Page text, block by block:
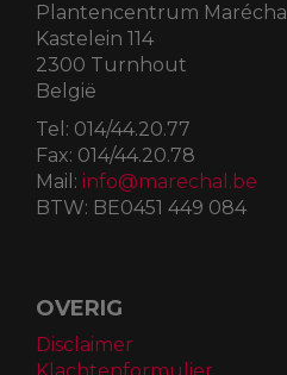
Plantencentrum Maréchal
Kastelein 114
2300 Turnhout
België
Tel: 014/44.20.77
Fax: 014/44.20.78
Mail: info@marechal.be
BTW: BE0451 449 084
OVERIG
Disclaimer